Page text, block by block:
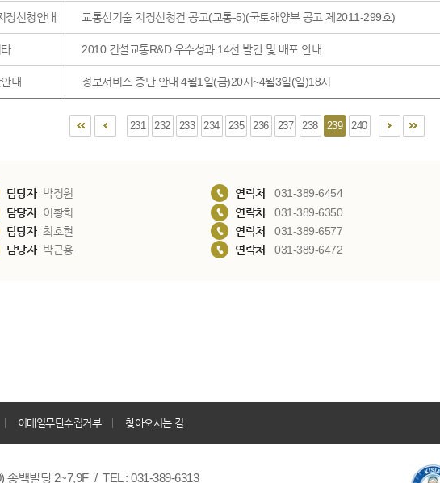
정신청안내 교통신기술 지정신청건 공고(교통-5)(국토해양부 공고 제2011-299호)
2010 건설교통R&D 우수성과 14선 발간 및 배포 안내
내 정보서비스 중단 안내 4월1일(금)20시~4월3일(일)18시
231 232 233 234 235 236 237 238 239 240
담당자 박정원 연락처
031-389-6454
담당자 이황희 연락처
031-389-6350
담당자 최호현 연락처
031-389-6577
담당자 박근용 연락처 031-389-6472
이메일무단수집거부 찾아오시는 길
송백빌딩 2~7,9F / TEL : 031-389-6313